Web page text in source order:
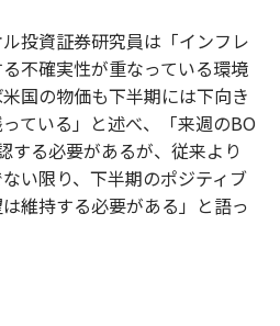
投資証券研究員は「インフレ
不確実性が重なっている環境
国の物価も下半期には下向き
ている」と述べ、「来週のBO
する必要があるが、従来より
い限り、下半期のポジティブ
維持する必要がある」と語っ